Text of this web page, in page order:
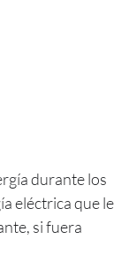
durante los
eléctrica que le
si fuera